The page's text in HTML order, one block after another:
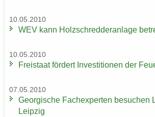
10.05.2010
WEV kann Holz­schred­de­r­an­la­ge
10.05.2010
Frei­staat för­dert In­ves­ti­tio­nen der
07.05.2010
Ge­or­gi­sche Fach­ex­per­ten be­su­chen
Leip­zig